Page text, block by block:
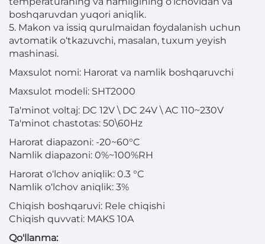
boshqaruvdan yuqori aniqlik.
5. Makon va issiq qurulmaidan foydalanish uchun
avtomatik o‘tkazuvchi, masalan, tuxum yeyish
mashinasi.
Maxsulot nomi: Harorat va namlik boshqaruvchi
Maxsulot modeli: SHT2000
Ta'minot voltaj: DC 12V \ DC 24V \ AC 110~230V
Ta'minot chastotas: 50\60Hz
Harorat diapazoni: -20~60°C
Namlik diapazoni: 0%~100%RH
Harorat o‘lchov aniqlik: 0.3 °C
Namlik o‘lchov aniqlik: 3%
Chiqish boshqaruvi: Rele chiqishi
Chiqish quvvati: MAKS 10A
Qo'llanma: